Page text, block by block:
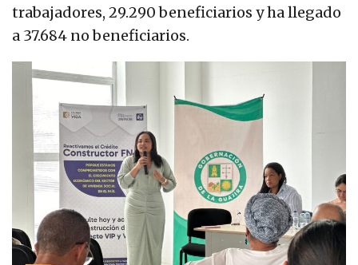
trabajadores, 29.290 beneficiarios y ha llegado
a 37.684 no beneficiarios.